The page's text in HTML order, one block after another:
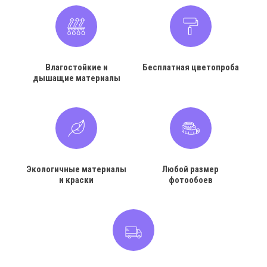
Влагостойкие и
дышащие материалы
Бесплатная цветопроба
Экологичные материалы
и краски
Любой размер
фотообоев